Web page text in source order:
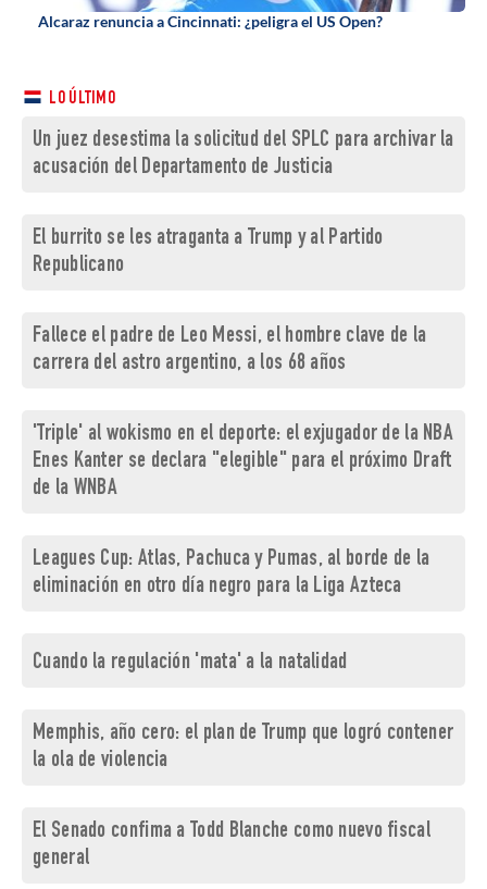
Alcaraz renuncia a Cincinnati: ¿peligra el US Open?
LO ÚLTIMO
Un juez desestima la solicitud del SPLC para archivar la
acusación del Departamento de Justicia
El burrito se les atraganta a Trump y al Partido
Republicano
Fallece el padre de Leo Messi, el hombre clave de la
carrera del astro argentino, a los 68 años
'Triple' al wokismo en el deporte: el exjugador de la NBA
Enes Kanter se declara "elegible" para el próximo Draft
de la WNBA
Leagues Cup: Atlas, Pachuca y Pumas, al borde de la
eliminación en otro día negro para la Liga Azteca
Cuando la regulación 'mata' a la natalidad
Memphis, año cero: el plan de Trump que logró contener
la ola de violencia
El Senado confima a Todd Blanche como nuevo fiscal
general